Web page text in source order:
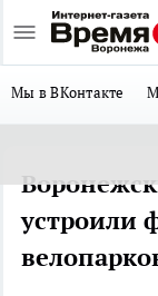
Мы в ВКонтакте
устроили